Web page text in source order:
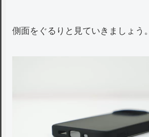
側面をぐるりと見ていきましょう。